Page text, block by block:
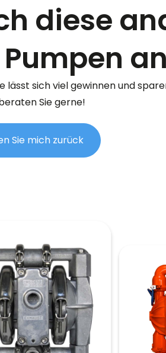
diese
Pumpen an
lässt sich viel gewinnen und
Sie gerne!
Sie mich zurück